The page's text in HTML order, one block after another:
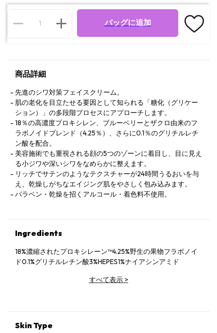
バッグに追加
商品詳細
先進のシワ対策フェイスクリーム。
肌の老化を目立たせる要因として知られる「糖化（グリケー
ション）」の多段階プロセスにアプローチします。
18％の高濃度プロキシレン、ブルーベリーとザクロ由来のフ
ラボノイドブレンド（4.25％）、さらに0.1％のグリチルレチ
ン酸を配合。
美容施術でも重視される顔の5つのゾーンに着目し、目に見え
る小ジワや深いシワをなめらかに整えます。
リッチでサテンのようなテクスチャーが24時間うるおいを与
え、乾燥しがちなエイジング肌をやさしく包み込みます。
パラベン・乾燥を招くアルコール・着色料不使用。
Ingredients
18%濃縮されたプロキシレーン™4.25%野生の果物フラボノイ
ド0.1%グリチルレチン酸3%HEPES1%ナイアシンアミド
すべて表示>
Skin Type